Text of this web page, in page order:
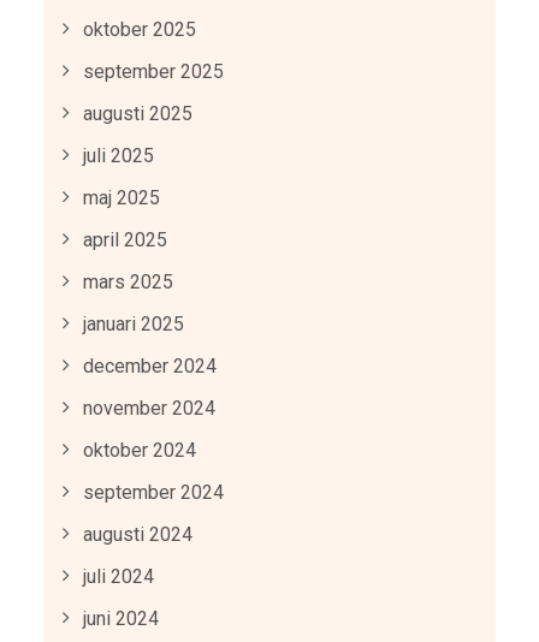
oktober 2025
september 2025
augusti 2025
juli 2025
maj 2025
april 2025
mars 2025
januari 2025
december 2024
november 2024
oktober 2024
september 2024
augusti 2024
juli 2024
juni 2024